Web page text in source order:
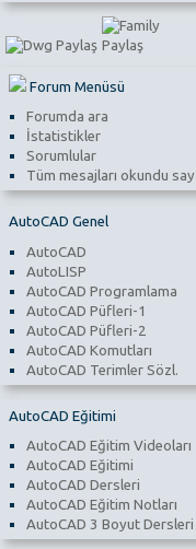
Forum Menüsü
Forumda ara
İstatistikler
Sorumlular
Tüm mesajları okundu say
AutoCAD Genel
AutoCAD
AutoLISP
AutoCAD Programlama
AutoCAD Püfleri-1
AutoCAD Püfleri-2
AutoCAD Komutları
AutoCAD Terimler Sözl.
AutoCAD Eğitimi
AutoCAD Eğitim Videoları
AutoCAD Eğitimi
AutoCAD Dersleri
AutoCAD Eğitim Notları
AutoCAD 3 Boyut Dersleri